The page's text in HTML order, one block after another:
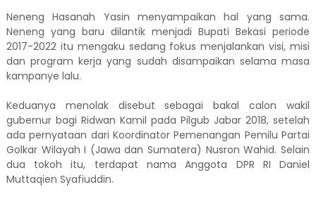
Neneng Hasanah Yasin menyampaikan hal yang sama.
Neneng yang baru dilantik menjadi Bupati Bekasi periode
2017-2022 itu mengaku sedang fokus menjalankan visi, misi
dan program kerja yang sudah disampaikan selama masa
kampanye lalu.
Keduanya menolak disebut sebagai bakal calon wakil
gubernur bagi Ridwan Kamil pada Pilgub Jabar 2018, setelah
ada pernyataan dari Koordinator Pemenangan Pemilu Partai
Golkar Wilayah I (Jawa dan Sumatera) Nusron Wahid. Selain
dua tokoh itu, terdapat nama Anggota DPR RI Daniel
Muttaqien Syafiuddin.